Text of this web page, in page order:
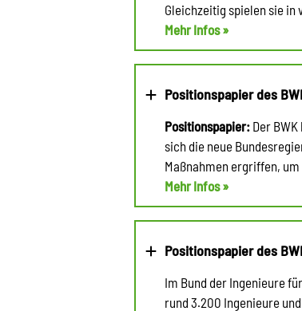
Gleichzeitig spielen sie in
Mehr Infos »
Positionspapier des
Positionspapier: Der
sich die neue
Maßnahmen ergriffen,
Mehr Infos »
Positionspapier des
Im Bund der Ingenieure
rund 3.200 Ingenieure